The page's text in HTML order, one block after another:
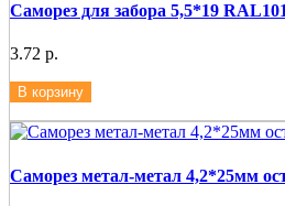
Саморез для забора 5,5*19
3.72 р.
В корзину
Саморез метал-метал 4,2*25мм